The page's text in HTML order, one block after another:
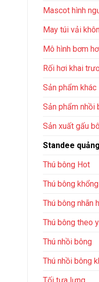
Mascot​ hình
May túi vải
Mô hình bơm
Rối hơi khai
Sản phẩm khác
Sản phẩm nhồi
Sản xuất gấu
Standee
Thú bông Hot
Thú bông
Thú bông nhãn
Thú bông theo
Thú nhồi bông
Thú nhồi bông